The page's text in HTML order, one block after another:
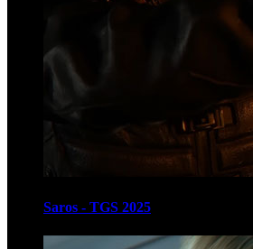
Saros - TGS 2025